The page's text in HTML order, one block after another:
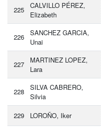
225
CALVILLO PÉREZ,
Elizabeth
226
SANCHEZ GARCIA,
Unai
227
MARTINEZ LOPEZ,
Lara
228
SILVA CABRERO,
Silvia
229 LOROÑO, Iker